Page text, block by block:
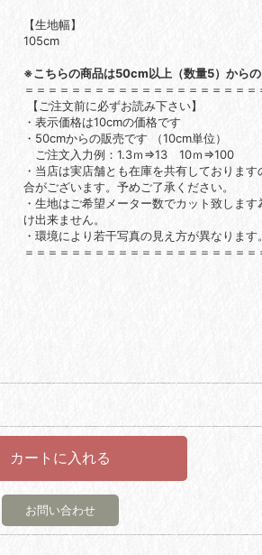
【生地幅】
105cm
※こちらの商品は50cm以上（数量5）から
＝＝＝＝＝＝＝＝＝＝＝＝＝＝＝＝＝＝＝
【ご注文前に必ずお読み下さい】
・表示価格は10cmの価格です
・50cmからの販売です （10cm単位）
ご注文入力例：1.3ｍ⇒13 10ｍ⇒100
・当店は実店舗とも在庫を共有しております
合がございます。予めご了承ください。
・生地はご希望メーター数でカット致しま
け出来ません。
・環境により若干写真の見え方が異なりま
＝＝＝＝＝＝＝＝＝＝＝＝＝＝＝＝＝＝＝
お問い合わせ